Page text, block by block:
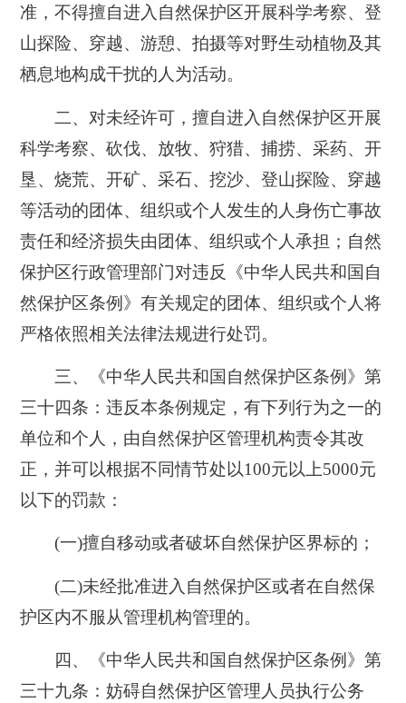
准，不得擅自进入自然保护区开展科学考察、登
山探险、穿越、游憩、拍摄等对野生动植物及其
栖息地构成干扰的人为活动。
二、对未经许可，擅自进入自然保护区开展
科学考察、砍伐、放牧、狩猎、捕捞、采药、开
垦、烧荒、开矿、采石、挖沙、登山探险、穿越
等活动的团体、组织或个人发生的人身伤亡事故
责任和经济损失由团体、组织或个人承担；自然
保护区行政管理部门对违反《中华人民共和国自
然保护区条例》有关规定的团体、组织或个人将
严格依照相关法律法规进行处罚。
三、《中华人民共和国自然保护区条例》第
三十四条：违反本条例规定，有下列行为之一的
单位和个人，由自然保护区管理机构责令其改
正，并可以根据不同情节处以100元以上5000元
以下的罚款 ：
(一)擅自移动或者破坏自然保护区界标的；
(二)未经批准进入自然保护区或者在自然保
护区内不服从管理机构管理的。
四、《中华人民共和国自然保护区条例》第
三十九条：妨碍自然保护区管理人员执行公务